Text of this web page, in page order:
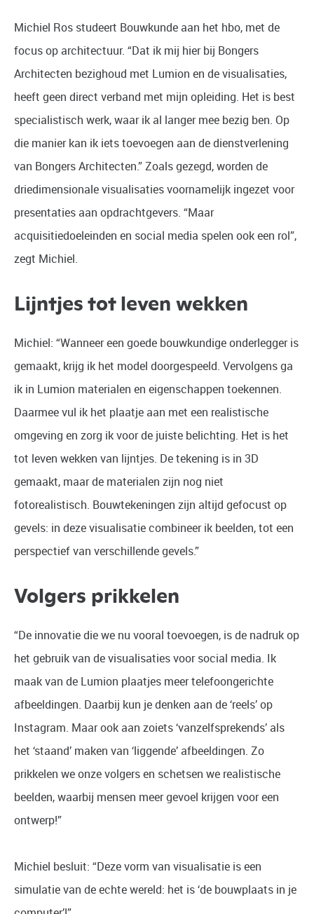
Michiel Ros studeert Bouwkunde aan het hbo, met de
focus op architectuur. “Dat ik mij hier bij Bongers
Architecten bezighoud met Lumion en de visualisaties,
heeft geen direct verband met mijn opleiding. Het is best
specialistisch werk, waar ik al langer mee bezig ben. Op
die manier kan ik iets toevoegen aan de dienstverlening
van Bongers Architecten.” Zoals gezegd, worden de
driedimensionale visualisaties voornamelijk ingezet voor
presentaties aan opdrachtgevers. “Maar
acquisitiedoeleinden en social media spelen ook een rol”,
zegt Michiel.
Lijntjes tot leven wekken
Michiel: “Wanneer een goede bouwkundige onderlegger is
gemaakt, krijg ik het model doorgespeeld. Vervolgens ga
ik in Lumion materialen en eigenschappen toekennen.
Daarmee vul ik het plaatje aan met een realistische
omgeving en zorg ik voor de juiste belichting. Het is het
tot leven wekken van lijntjes. De tekening is in 3D
gemaakt, maar de materialen zijn nog niet
fotorealistisch. Bouwtekeningen zijn altijd gefocust op
gevels: in deze visualisatie combineer ik beelden, tot een
perspectief van verschillende gevels.”
Volgers prikkelen
“De innovatie die we nu vooral toevoegen, is de nadruk op
het gebruik van de visualisaties voor social media. Ik
maak van de Lumion plaatjes meer telefoongerichte
afbeeldingen. Daarbij kun je denken aan de ‘reels’ op
Instagram. Maar ook aan zoiets ‘vanzelfsprekends’ als
het ‘staand’ maken van ‘liggende’ afbeeldingen. Zo
prikkelen we onze volgers en schetsen we realistische
beelden, waarbij mensen meer gevoel krijgen voor een
ontwerp!”
Michiel besluit: “Deze vorm van visualisatie is een
simulatie van de echte wereld: het is ‘de bouwplaats in je